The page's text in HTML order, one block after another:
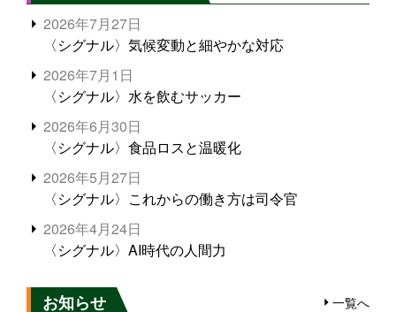
2026年7月27日
〈シグナル〉気候変動と細やかな対応
2026年7月1日
〈シグナル〉水を飲むサッカー
2026年6月30日
〈シグナル〉食品ロスと温暖化
2026年5月27日
〈シグナル〉これからの働き方は司令官
2026年4月24日
〈シグナル〉AI時代の人間力
お知らせ 一覧へ